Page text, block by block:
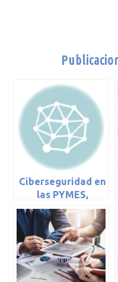
Ciberseguridad en
las PYMES,
consejos prácticos
para mejorarla